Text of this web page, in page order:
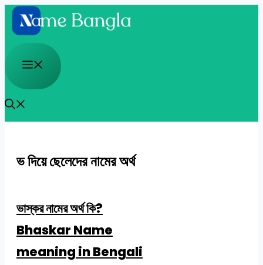
Skip
to
content
Menu
ভ দিয়ে ছেলেদের নামের অর্থ
ভাস্কর নামের অর্থ কি?
Bhaskar Name
meaning in Bengali